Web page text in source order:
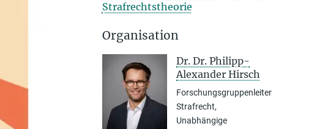
Strafrechtstheorie
Organisation
Dr. Dr. Philipp-
Alexander Hirsch
Forschungsgruppenleiter
Strafrecht,
Unabhängige